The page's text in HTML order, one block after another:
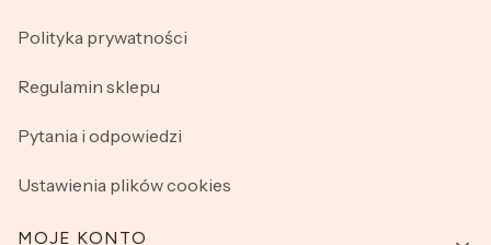
Polityka prywatności
Regulamin sklepu
Pytania i odpowiedzi
Ustawienia plików cookies
MOJE KONTO